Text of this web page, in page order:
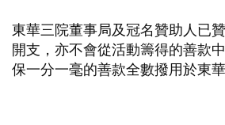
東華三院董事局及冠名贊助人已
開支，亦不會從活動籌得的善款
保一分一毫的善款全數撥用於東華